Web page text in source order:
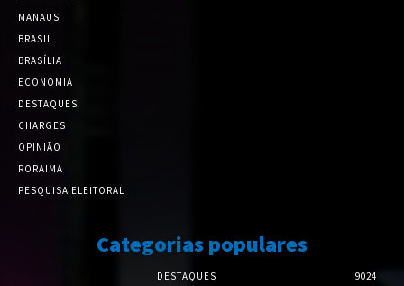
MANAUS
BRASIL
BRASÍLIA
ECONOMIA
DESTAQUES
CHARGES
OPINIÃO
RORAIMA
PESQUISA ELEITORAL
Categorias populares
DESTAQUES 9024